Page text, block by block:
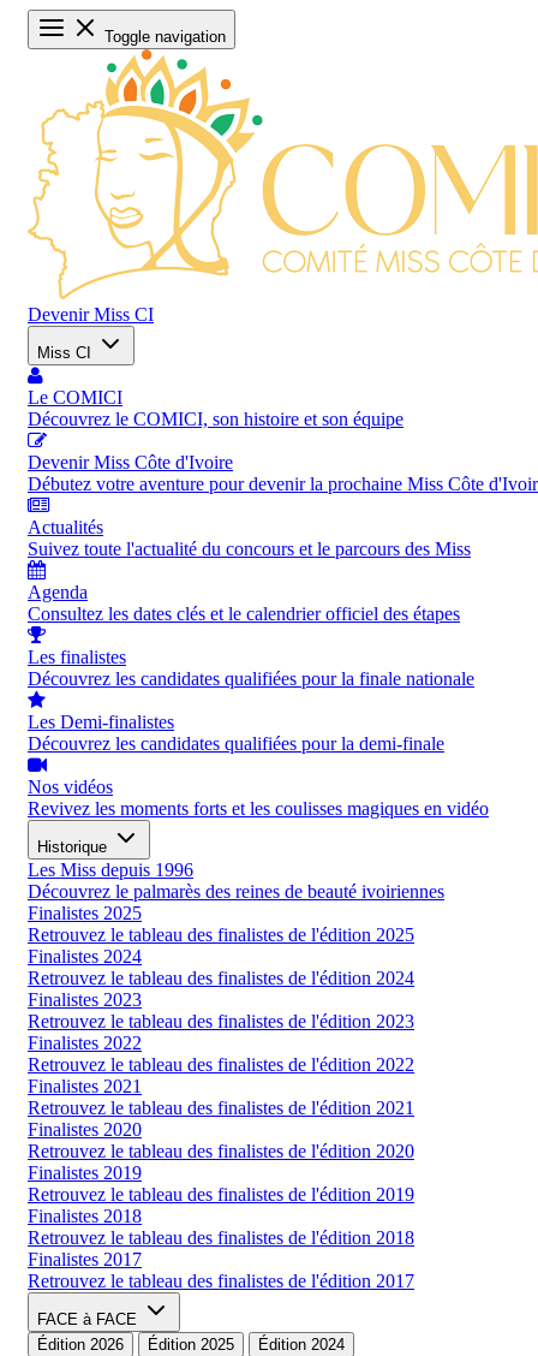
Toggle navigation
Devenir Miss CI
Miss CI
Le COMICI
Découvrez le COMICI, son histoire et son équipe
Devenir Miss Côte d'Ivoire
Débutez votre aventure pour devenir la prochaine Miss Côte
Actualités
Suivez toute l'actualité du concours et le parcours des Miss
Agenda
Consultez les dates clés et le calendrier officiel des étapes
Les finalistes
Découvrez les candidates qualifiées pour la finale nationale
Les Demi-finalistes
Découvrez les candidates qualifiées pour la demi-finale
Nos vidéos
Revivez les moments forts et les coulisses magiques en vidéo
Historique
Les Miss depuis 1996
Découvrez le palmarès des reines de beauté ivoiriennes
Finalistes 2025
Retrouvez le tableau des finalistes de l'édition 2025
Finalistes 2024
Retrouvez le tableau des finalistes de l'édition 2024
Finalistes 2023
Retrouvez le tableau des finalistes de l'édition 2023
Finalistes 2022
Retrouvez le tableau des finalistes de l'édition 2022
Finalistes 2021
Retrouvez le tableau des finalistes de l'édition 2021
Finalistes 2020
Retrouvez le tableau des finalistes de l'édition 2020
Finalistes 2019
Retrouvez le tableau des finalistes de l'édition 2019
Finalistes 2018
Retrouvez le tableau des finalistes de l'édition 2018
Finalistes 2017
Retrouvez le tableau des finalistes de l'édition 2017
FACE à FACE
Édition 2026
Édition 2025 Édition 2024